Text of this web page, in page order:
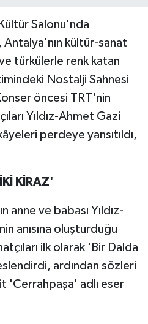
Salonu'nda
kültür-sanat
türkülerle renk katan
Nostalji Sahnesi
öncesi TRT'nin
Yıldız-Ahmet Gazi
perdeye yansıtıldı,
KİRAZ'
anne ve babası Yıldız-
anısına oluşturduğu
ilk olarak 'Bir Dalda
ardından sözleri
'Cerrahpaşa' adlı eser